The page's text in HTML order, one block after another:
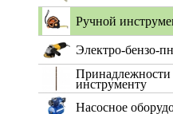
Ручной
Электро-бензо-
Принадлежности
инструменту
Насосное